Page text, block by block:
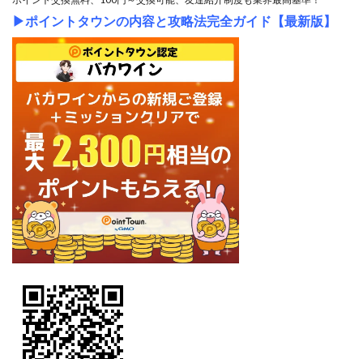
▶ポイントタウンの内容と攻略法完全ガイド【最新版】